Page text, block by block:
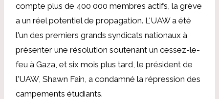
compte plus de 400 000 membres actifs, la grève
a un réel potentiel de propagation. L'UAW a été
l'un des premiers grands syndicats nationaux à
présenter une résolution soutenant un cessez-le-
feu à Gaza, et six mois plus tard, le président de
l'UAW, Shawn Fain, a condamné la répression des
campements étudiants.